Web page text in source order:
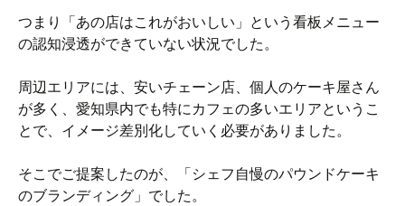
つまり「あの店はこれがおいしい」という看板メニュー
の認知浸透ができていない状況でした。
周辺エリアには、安いチェーン店、個人のケーキ屋さん
が多く、愛知県内でも特にカフェの多いエリアというこ
とで、イメージ差別化していく必要がありました。
そこでご提案したのが、「シェフ自慢のパウンドケーキ
のブランディング」でした。